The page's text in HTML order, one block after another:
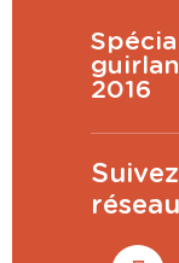
2016